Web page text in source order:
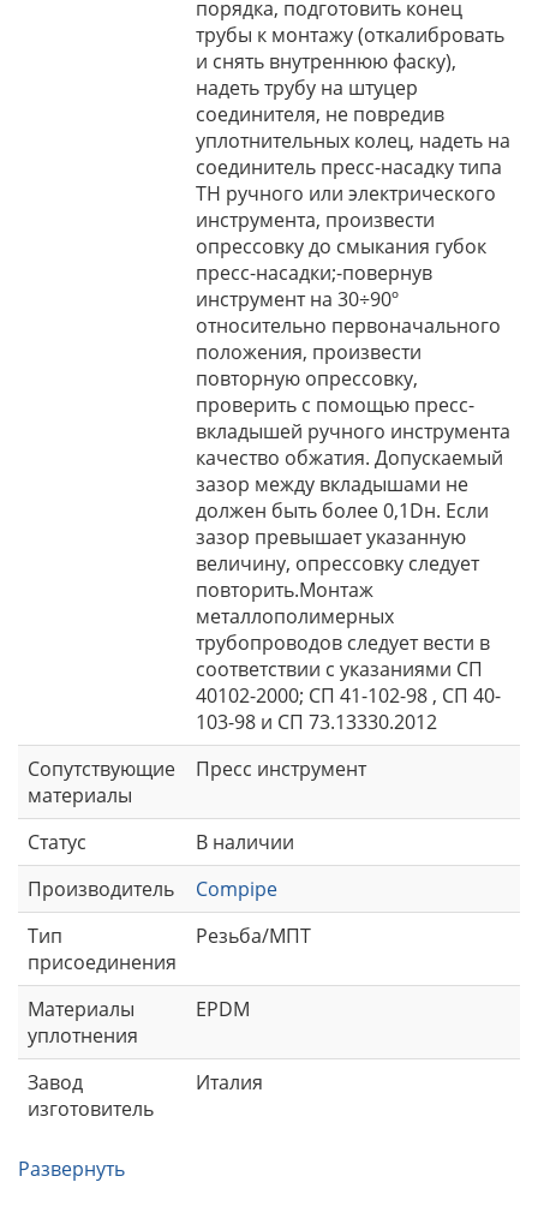
порядка, подготовить конец
трубы к монтажу (откалибровать
и снять внутреннюю фаску),
надеть трубу на штуцер
соединителя, не повредив
уплотнительных колец, надеть на
соединитель пресс-насадку типа
ТН ручного или электрического
инструмента, произвести
опрессовку до смыкания губок
пресс-насадки;-повернув
инструмент на 30÷90º
относительно первоначального
положения, произвести
повторную опрессовку,
проверить с помощью пресс-
вкладышей ручного инструмента
качество обжатия. Допускаемый
зазор между вкладышами не
должен быть более 0,1Dн. Если
зазор превышает указанную
величину, опрессовку следует
повторить.Монтаж
металлополимерных
трубопроводов следует вести в
соответствии с указаниями СП
40102-2000; СП 41-102-98 , СП 40-
103-98 и СП 73.13330.2012
Сопутствующие
материалы
Пресс инструмент
Статус
В наличии
Производитель
Compipe
Тип
присоединения
Резьба/МПТ
Материалы
уплотнения
EPDM
Завод
изготовитель
Италия
Развернуть